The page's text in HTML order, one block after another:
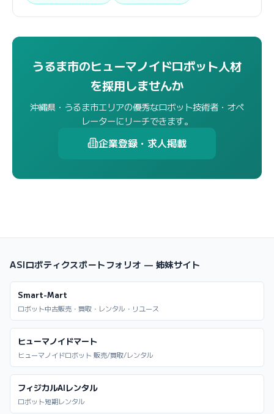
うるま市のヒューマノイドロボット人材
を採用しませんか
沖縄県・うるま市エリアの優秀なロボット技術者・オペ
レーターにリーチできます。
企業登録・求人掲載
ASIロボティクスポートフォリオ — 姉妹サイト
Smart-Mart
ロボット中古販売・買取・レンタル・リユース
ヒューマノイドマート
ヒューマノイドロボット 販売/買取/レンタル
フィジカルAIレンタル
ロボット短期レンタル